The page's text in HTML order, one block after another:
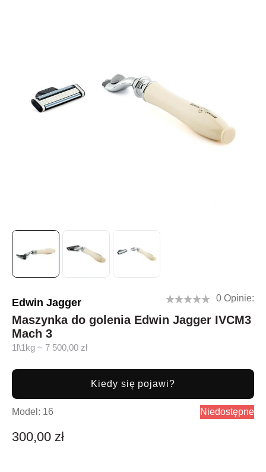
Edwin Jagger 0 Opinie:
Maszynka do golenia Edwin Jagger IVCM3
Mach 3
Niedostępne
Model: 16
300,00 zł
1l\1kg ~ 7 500,00 zł
Kiedy się pojawi?